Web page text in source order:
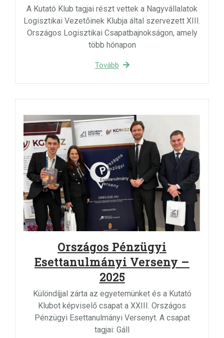
A Kutató Klub tagjai részt vettek a Nagyvállalatok
Logisztikai Vezetőinek Klubja által szervezett XIII.
Országos Logisztikai Csapatbajnokságon, amely
több hónapon
Tovább
Országos Pénzügyi
Esettanulmányi Verseny –
2025
Különdíjjal zárta az egyetemünket és a Kutató
Klubot képviselő csapat a XXIII. Országos
Pénzügyi Esettanulmányi Versenyt. A csapat
tagjai: Gáll